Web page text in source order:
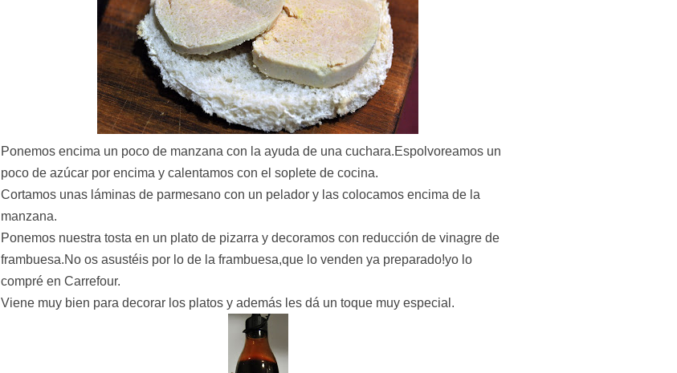
Ponemos encima un poco de manzana con la ayuda de una cuchara.Espolvoreamos un
poco de azúcar por encima y calentamos con el soplete de cocina.
Cortamos unas láminas de parmesano con un pelador y las colocamos encima de la
manzana.
Ponemos nuestra tosta en un plato de pizarra y decoramos con reducción de vinagre de
frambuesa.No os asustéis por lo de la frambuesa,que lo venden ya preparado!yo lo
compré en Carrefour.
Viene muy bien para decorar los platos y además les dá un toque muy especial.